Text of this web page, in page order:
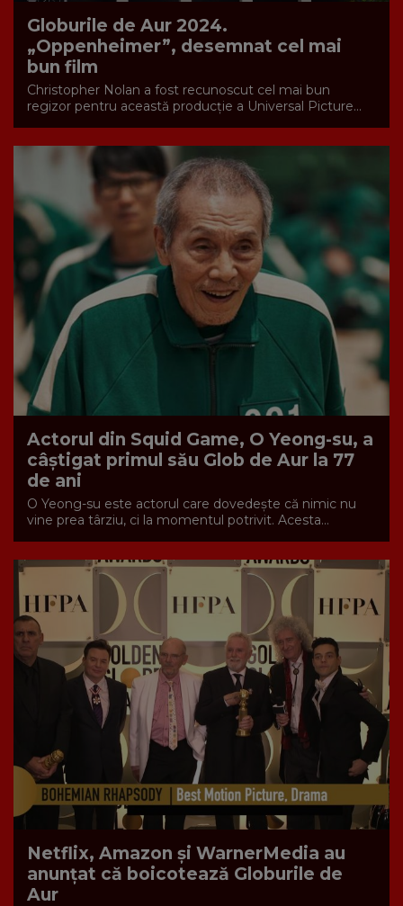
Globurile de Aur 2024.
„Oppenheimer”, desemnat cel mai
bun film
Christopher Nolan a fost recunoscut cel mai bun
regizor pentru această producţie a Universal Picture...
Actorul din Squid Game, O Yeong-su, a
câștigat primul său Glob de Aur la 77
de ani
O Yeong-su este actorul care dovedește că nimic nu
vine prea târziu, ci la momentul potrivit. Acesta...
Netflix, Amazon şi WarnerMedia au
anunțat că boicotează Globurile de
Aur